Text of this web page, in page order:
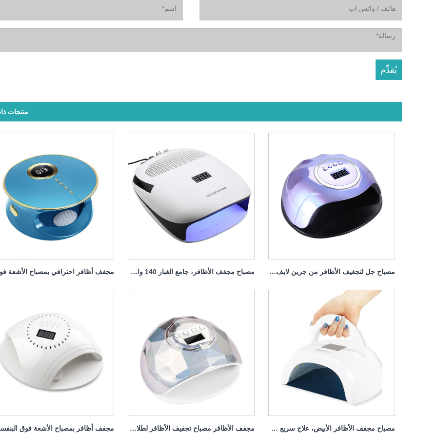
منتجات
مصباح مجفف الأظافر، جامع الغبار 140 وات، 4 في 1 مصباح جل لتجفيف الأظافر من جرين لايف، 120 وات
مجفف الأظافر مصباح تجفيف الأظافر لطلاء الأظافر 86 وات مصباح مجفف الأظافر الأبيض، علاج سريع 80 وات، محمول